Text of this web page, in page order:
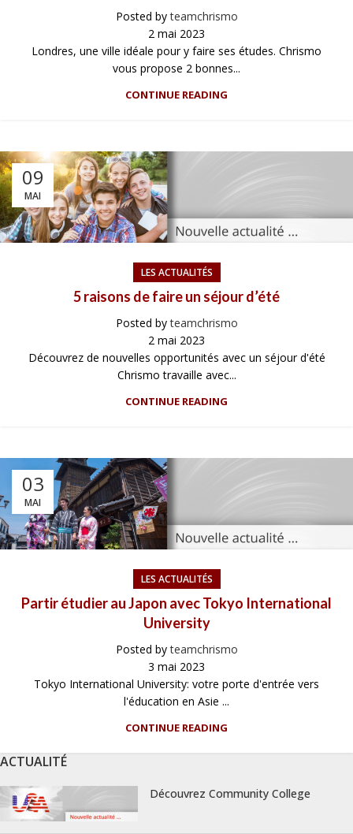
Posted by teamchrismo
2 mai 2023
Londres, une ville idéale pour y faire ses études. Chrismo
vous propose 2 bonnes...
CONTINUE READING
09
MAI
LES ACTUALITÉS
5 raisons de faire un séjour d’été
Posted by teamchrismo
2 mai 2023
Découvrez de nouvelles opportunités avec un séjour d'été
Chrismo travaille avec...
CONTINUE READING
03
MAI
LES ACTUALITÉS
Partir étudier au Japon avec Tokyo International
University
Posted by teamchrismo
3 mai 2023
Tokyo International University: votre porte d'entrée vers
l'éducation en Asie ...
CONTINUE READING
ACTUALITÉ
Découvrez Community College